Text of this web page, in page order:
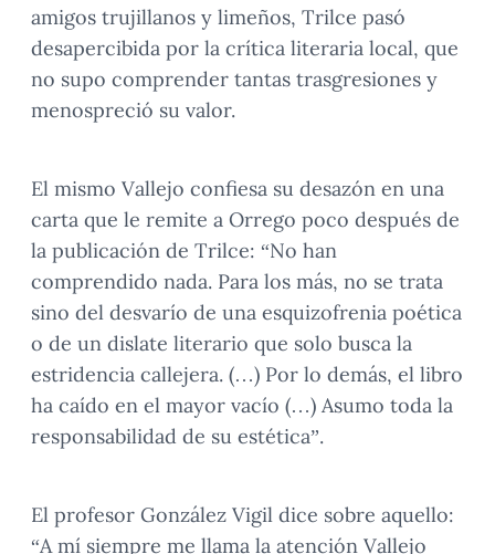
amigos trujillanos y limeños, Trilce pasó
desapercibida por la crítica literaria local, que
no supo comprender tantas trasgresiones y
menospreció su valor.
El mismo Vallejo confiesa su desazón en una
carta que le remite a Orrego poco después de
la publicación de Trilce: “No han
comprendido nada. Para los más, no se trata
sino del desvarío de una esquizofrenia poética
o de un dislate literario que solo busca la
estridencia callejera. (…) Por lo demás, el libro
ha caído en el mayor vacío (…) Asumo toda la
responsabilidad de su estética”.
El profesor González Vigil dice sobre aquello:
“A mí siempre me llama la atención Vallejo